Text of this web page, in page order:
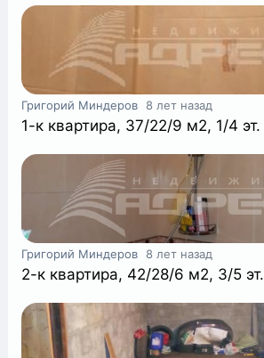
Григорий Миндеров 8 лет назад
1-к квартира, 37/22/9 м2, 1/4 эт.
Григорий Миндеров 8 лет назад
2-к квартира, 42/28/6 м2, 3/5 эт.